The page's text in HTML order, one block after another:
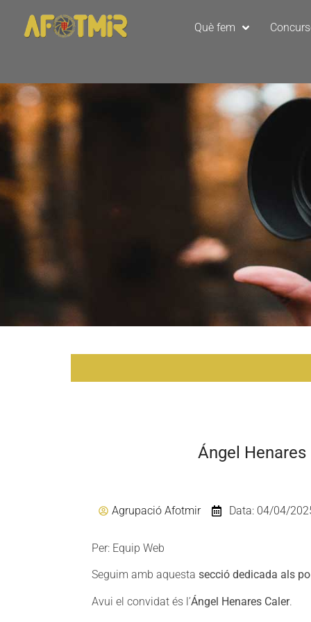
Què fem
Ángel
Agrupació Afotmir Data: 04/04/
Per: Equip Web
Seguim amb aquesta secció dedicada als
Avui el convidat és l’Ángel Henares Caler.